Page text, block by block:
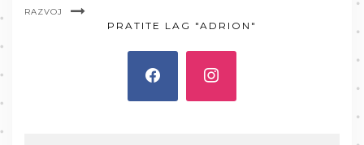
RAZVOJ
PRATITE LAG "ADRION"